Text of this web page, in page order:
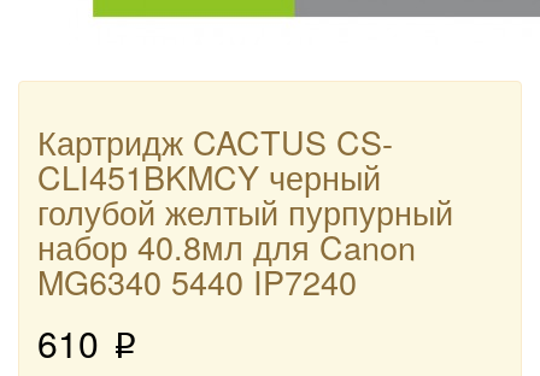
Картридж CACTUS CS-
CLI451BKMCY черный
голубой желтый пурпурный
набор 40.8мл для Canon
MG6340 5440 IP7240
610 p